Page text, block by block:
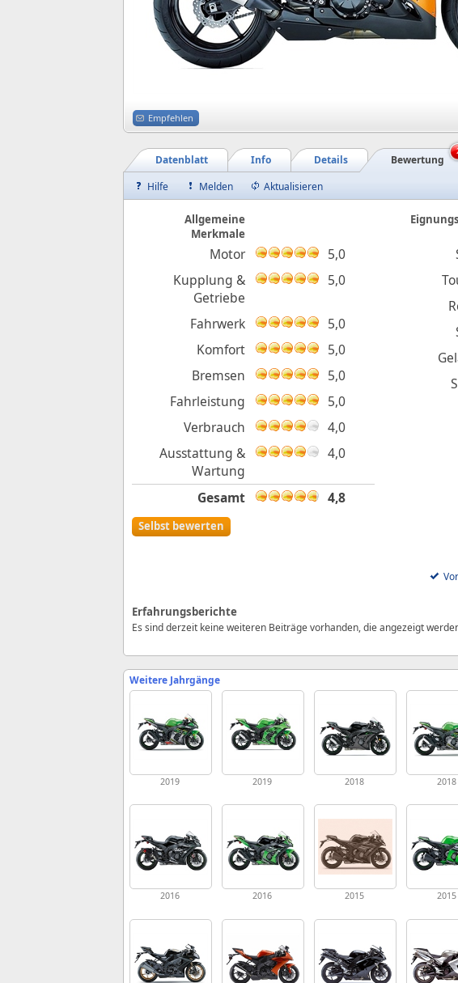
Empfehlen
Bewertung
Details
Info
Datenblatt
Hilfe Melden Aktualisieren
Allgemeine
Merkmale
Motor
5,0
Kupplung &
Getriebe
5,0
Fahrwerk
5,0
Komfort
5,0
Bremsen
5,0
Fahrleistung
5,0
Verbrauch
4,0
Ausstattung &
Wartung
4,0
Gesamt 4,8
Selbst bewerten
Erfahrungsberichte
Es sind derzeit keine weiteren Beiträge vorhanden, die angezeigt
Weitere Jahrgänge
2019 2019 2018 2018
2016 2016 2015 2015